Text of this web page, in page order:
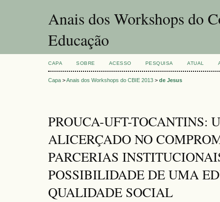
Anais dos Workshops do
Educação
CAPA SOBRE ACESSO PESQUISA ATUAL
Capa >Anais dos Workshops do CBIE 2013 > de Jesus
PROUCA-UFT-TOCANTINS:
ALICERÇADO NO
PARCERIAS
POSSIBILIDADE DE UMA
QUALIDADE SOCIAL